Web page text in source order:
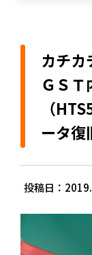
カチカ
ＧＳＴ
（
ータ復
投稿日：